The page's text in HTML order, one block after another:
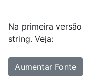
Na primeira
string. Veja:
Aumentar Fonte